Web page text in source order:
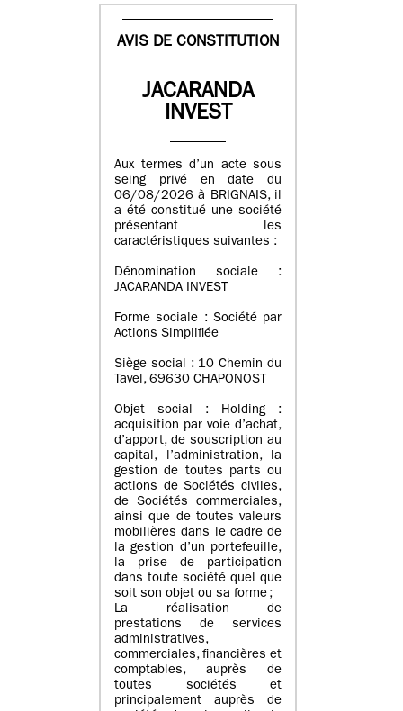
AVIS DE CONSTITUTION
JACARANDA
INVEST
Aux termes d’un acte sous
seing privé en date du
06/08/2026 à BRIGNAIS, il
a été constitué une société
présentant les
caractéristiques suivantes :
Dénomination sociale :
JACARANDA INVEST
Forme sociale : Société par
Actions Simplifiée
Siège social : 10 Chemin du
Tavel, 69630 CHAPONOST
Objet social : Holding :
acquisition par voie d’achat,
d’apport, de souscription au
capital, l’administration, la
gestion de toutes parts ou
actions de Sociétés civiles,
de Sociétés commerciales,
ainsi que de toutes valeurs
mobilières dans le cadre de
la gestion d’un portefeuille,
la prise de participation
dans toute société quel que
soit son objet ou sa forme ;
La réalisation de
prestations de services
administratives,
commerciales, financières et
comptables, auprès de
toutes sociétés et
principalement auprès de